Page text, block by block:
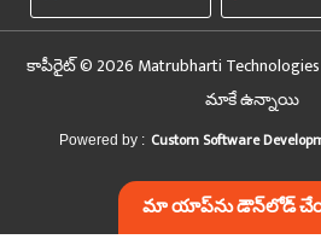
కాపీరైట్ © 2026 Matrubharti
మాకే ఉన్నాయి
Powered by : Custom Software
మా యాప్‌ను డౌన్‌లోడ్